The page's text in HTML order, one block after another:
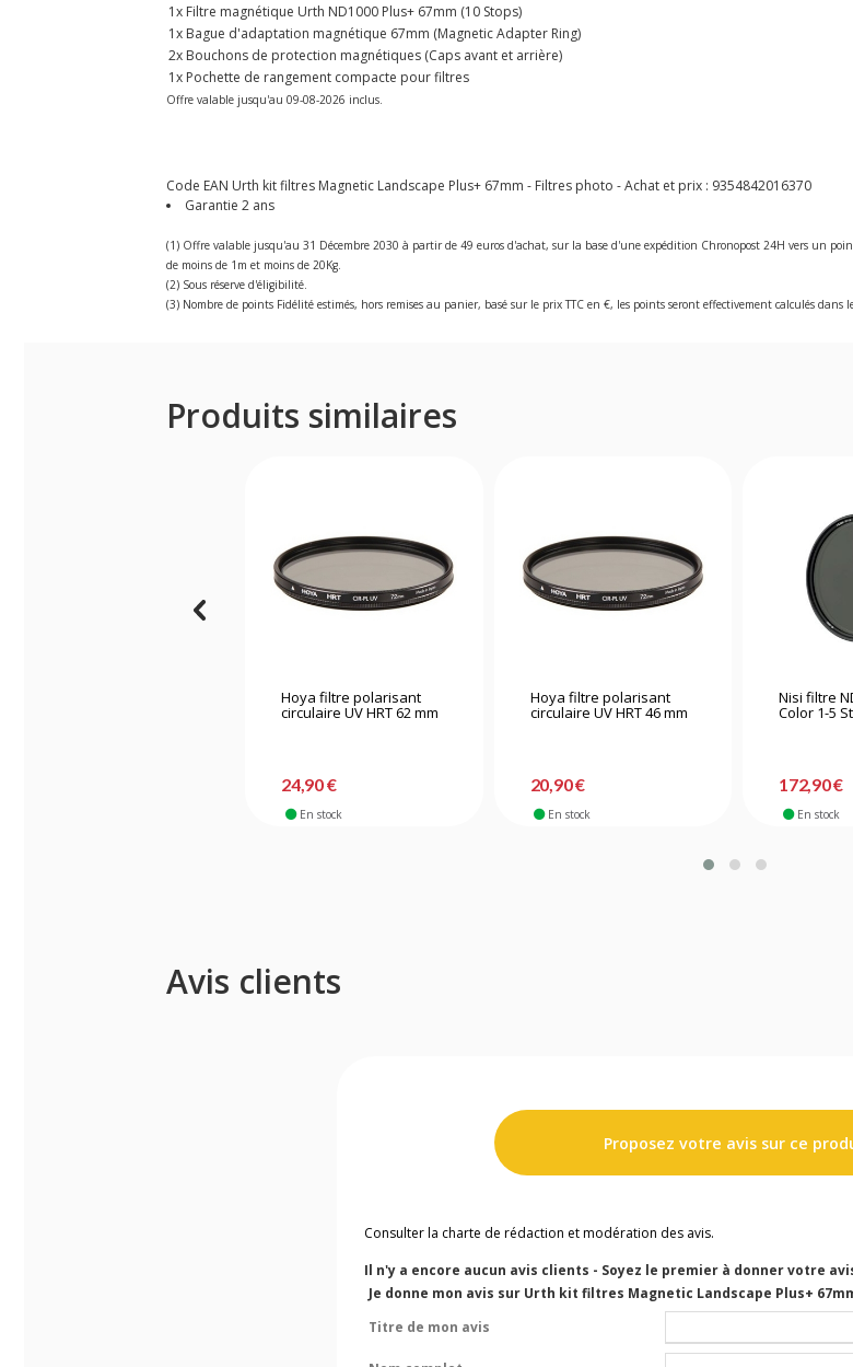
1x Filtre magnétique Urth ND1000 Plus+ 67mm (10 Stops)
1x Bague d'adaptation magnétique 67mm (Magnetic Adapter Ring)
2x Bouchons de protection magnétiques (Caps avant et arrière)
1x Pochette de rangement compacte pour filtres
Offre valable jusqu'au 09-08-2026 inclus.
Code EAN Urth kit filtres Magnetic Landscape Plus+ 67mm - Filtres photo - Achat et prix : 9354842016370
Garantie 2 ans
(1) Offre valable jusqu'au 31 Décembre 2030 à partir de 49 euros d'achat, sur la base d'une expédition Chronopost 24H vers un
de moins de 1m et moins de 20Kg.
(2) Sous réserve d'éligibilité.
(3) Nombre de points Fidélité estimés, hors remises au panier, basé sur le prix TTC en €, les points seront effectivement calculés dans
Produits similaires
Hoya filtre polarisant
circulaire UV HRT 62 mm
24,90 €
En stock
Hoya filtre polarisant
circulaire UV HRT 46 mm
20,90 €
En stock
Nisi filtre
Color 1-5
172,90 €
En stock
Avis clients
Proposez votre avis sur ce
Consulter la charte de rédaction et modération des avis.
Il n'y a encore aucun avis clients - Soyez le premier à donner votre
Je donne mon avis sur Urth kit filtres Magnetic Landscape Plus+
Titre de mon avis